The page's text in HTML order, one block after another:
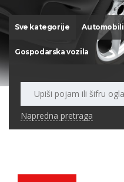
Sve kategorije Automobili
Gospodarska vozila
Napredna pretraga